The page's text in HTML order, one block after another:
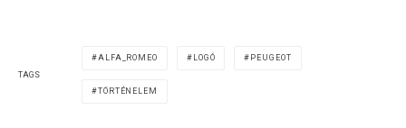
TAGS
ALFA_ROMEO LOGÓ PEUGEOT
TÖRTÉNELEM